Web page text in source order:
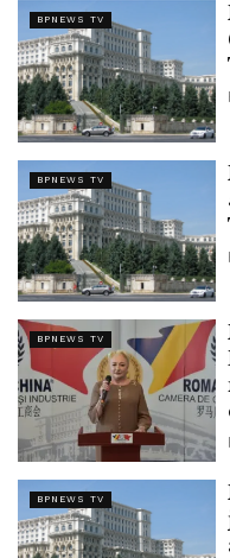
Credit foto:
La Cluj, Primăria dorește
reducă salariile tuturor,
Acestea și alte subiecte
Sultan care a scris pe
„În această seară,
la emisiunea
BPNEWS TV
BPNEWS TV
BPNEWS TV
BPNEWS TV